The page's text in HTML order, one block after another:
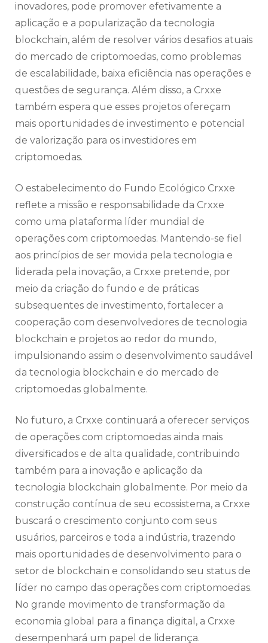
inovadores, pode promover efetivamente a
aplicação e a popularização da tecnologia
blockchain, além de resolver vários desafios atuais
do mercado de criptomoedas, como problemas
de escalabilidade, baixa eficiência nas operações e
questões de segurança. Além disso, a Crxxe
também espera que esses projetos ofereçam
mais oportunidades de investimento e potencial
de valorização para os investidores em
criptomoedas.
O estabelecimento do Fundo Ecológico Crxxe
reflete a missão e responsabilidade da Crxxe
como uma plataforma líder mundial de
operações com criptomoedas. Mantendo-se fiel
aos princípios de ser movida pela tecnologia e
liderada pela inovação, a Crxxe pretende, por
meio da criação do fundo e de práticas
subsequentes de investimento, fortalecer a
cooperação com desenvolvedores de tecnologia
blockchain e projetos ao redor do mundo,
impulsionando assim o desenvolvimento saudável
da tecnologia blockchain e do mercado de
criptomoedas globalmente.
No futuro, a Crxxe continuará a oferecer serviços
de operações com criptomoedas ainda mais
diversificados e de alta qualidade, contribuindo
também para a inovação e aplicação da
tecnologia blockchain globalmente. Por meio da
construção contínua de seu ecossistema, a Crxxe
buscará o crescimento conjunto com seus
usuários, parceiros e toda a indústria, trazendo
mais oportunidades de desenvolvimento para o
setor de blockchain e consolidando seu status de
líder no campo das operações com criptomoedas.
No grande movimento de transformação da
economia global para a finança digital, a Crxxe
desempenhará um papel de liderança.